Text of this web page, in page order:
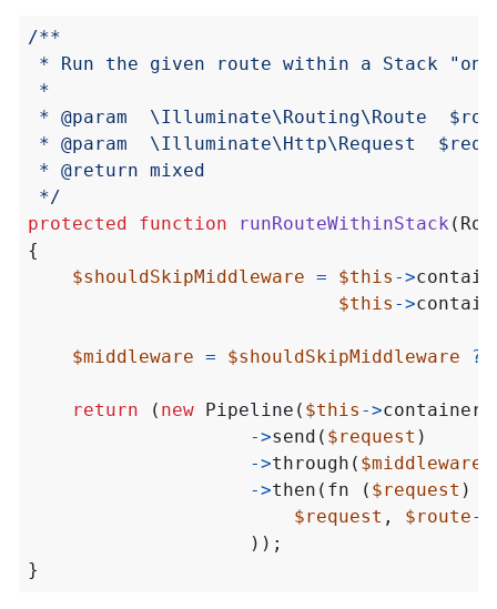
*/
protected
function runRouteWithinStack (
{
$shouldSkipMiddleware = $this ->
$this ->
$middleware = $shouldSkipMiddleware ?
return ( new Pipeline ( $this ->container
->send ( $request )
->through ( $middleware
->then ( fn ( $request )
$request , $route->
));
}